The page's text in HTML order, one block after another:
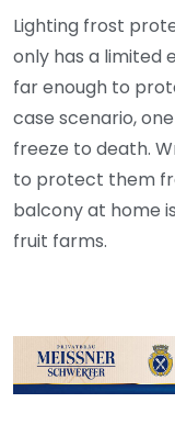
Lighting frost
only has a limited
far enough to
case scenario,
freeze to death.
to protect them
balcony at home
fruit farms.